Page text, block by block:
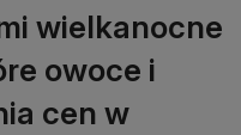
wielkanocne
owoce i
cen w